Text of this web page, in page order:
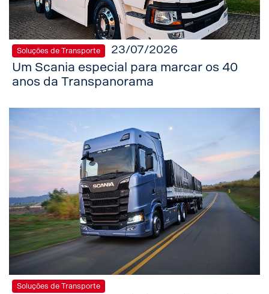
Soluções de Transporte 23/07/2026
Um Scania especial para marcar os 40
anos da Transpanorama
Soluções de Transporte